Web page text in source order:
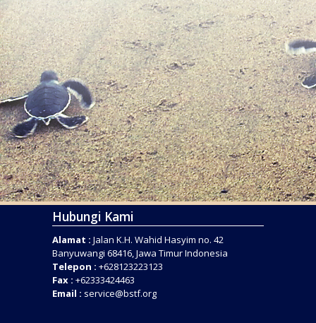
Hubungi Kami
Alamat : Jalan K.H. Wahid Hasyim no. 42
Banyuwangi 68416, Jawa Timur Indonesia
Telepon : +628123223123
Fax : +62333424463
Email : service@bstf.org